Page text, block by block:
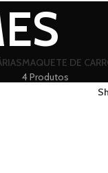
MAQUETE DE
4 Produtos